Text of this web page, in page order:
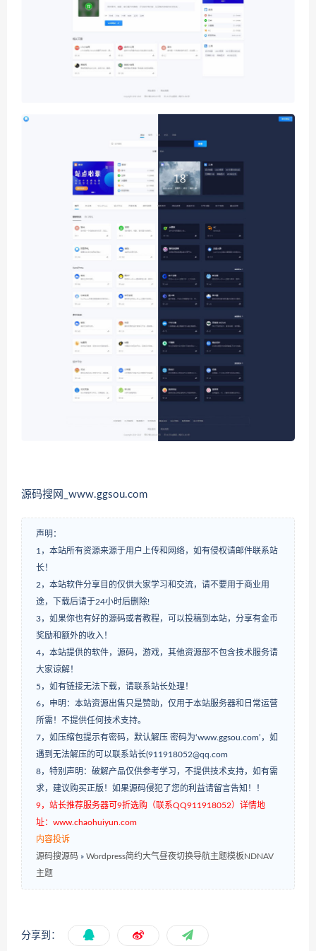
源码搜网_www.ggsou.com
声明：
1，本站所有资源来源于用户上传和网络，如有侵权请邮件联系站
长！
2，本站软件分享目的仅供大家学习和交流，请不要用于商业用
途，下载后请于24小时后删除!
3，如果你也有好的源码或者教程，可以投稿到本站，分享有金币
奖励和额外的收入！
4，本站提供的软件，源码，游戏，其他资源部不包含技术服务请
大家谅解！
5，如有链接无法下载，请联系站长处理！
6，申明：本站资源出售只是赞助，仅用于本站服务器和日常运营
所需！不提供任何技术支持。
7，如压缩包提示有密码，默认解压 密码为‘www.ggsou.com’，如
遇到无法解压的可以联系站长(911918052@qq.com
8，特别声明：破解产品仅供参考学习，不提供技术支持，如有需
求，建议购买正版！如果源码侵犯了您的利益请留言告知！！
9，站长推荐服务器可9折选购（联系QQ911918052）详情地
址：www.chaohuiyun.com
内容投诉
源码搜源码 » Wordpress简约大气昼夜切换导航主题模板NDNAV
主题
分享到：